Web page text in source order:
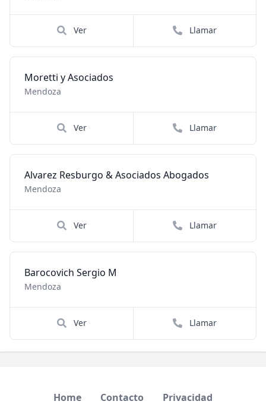
Ver Llamar
Moretti y Asociados
Mendoza
Ver Llamar
Alvarez Resburgo & Asociados Abogados
Mendoza
Ver Llamar
Barocovich Sergio M
Mendoza
Ver Llamar
Home Contacto Privacidad